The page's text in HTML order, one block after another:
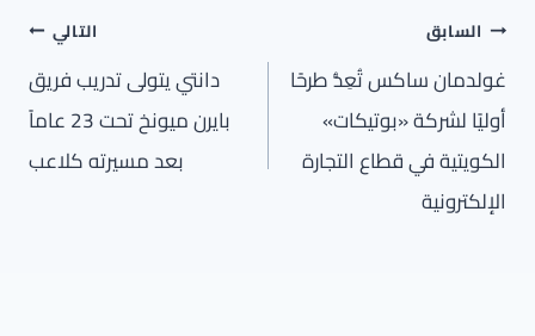
تصفّح
المقالات
السابق
غولدمان ساكس تُعِدُّ طرحًا
أوليًا لشركة «بوتيكات»
الكويتية في قطاع التجارة
الإلكترونية
التالي
دانتي يتولى تدريب فريق
بايرن ميونخ تحت 23 عاماً
بعد مسيرته كلاعب